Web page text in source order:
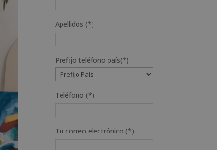
Apellidos (*)
Prefijo teléfono país(*)
Teléfono (*)
Tu correo electrónico (*)